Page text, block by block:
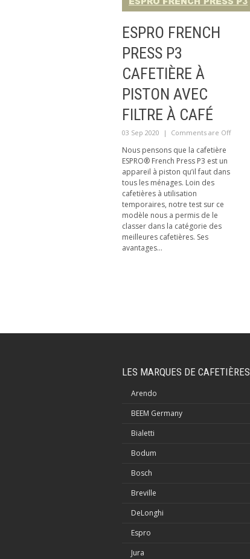
ESPRO FRENCH
PRESS P3
CAFETIÈRE À
PISTON AVEC
FILTRE À CAFÉ
03 Sep 2020 | Comments are Off
Nous pensons que la cafetière
ESPRO® French Press P3 est un
appareil à piston qu’il faut dans
tous les ménages. Loin des
cafetières à utilisation
temporaires, notre test sur ce
modèle nous a permis de le
classer dans la catégorie des
meilleures cafetières. Ses
avantages...
LES MARQUES DE CAFETIÈRES
Arendo
BEEM Germany
Bialetti
Bodum
Bosch
Breville
DeLonghi
Espro
Jura